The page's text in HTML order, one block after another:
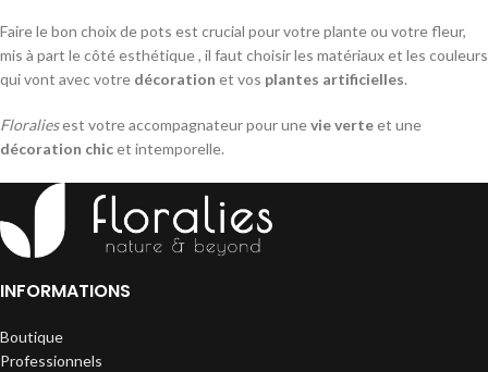
Faire le bon choix de pots est crucial pour votre plante ou votre fleur,
mis à part le côté esthétique , il faut choisir les matériaux et les couleurs
qui vont avec votre décoration et vos plantes artificielles.
Floraliesest votre accompagnateur pour unevie verteet une
décoration chicet intemporelle.
INFORMATIONS
Boutique
Professionnels